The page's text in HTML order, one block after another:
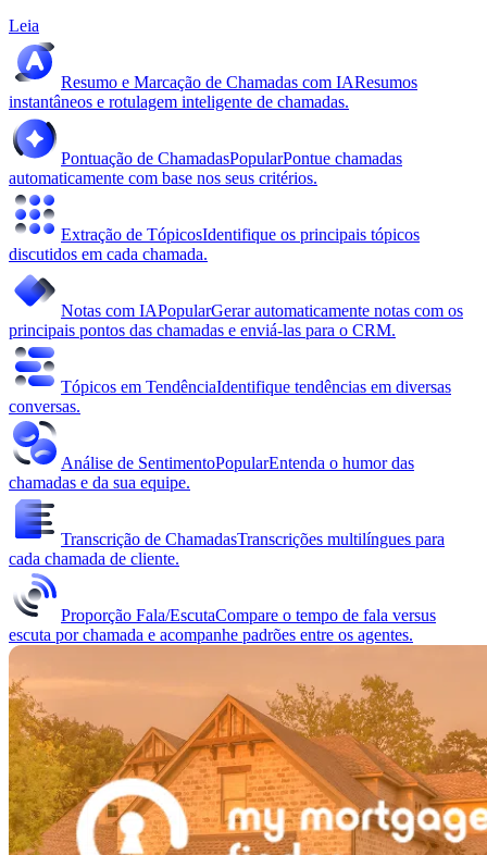
Leia
Resumo e Marcação de Chamadas com IAResumos
instantâneos e rotulagem inteligente de chamadas.
Pontuação de ChamadasPopularPontue chamadas
automaticamente com base nos seus critérios.
Extração de TópicosIdentifique os principais tópicos
discutidos em cada chamada.
Notas com IAPopularGerar automaticamente notas com os
principais pontos das chamadas e enviá-las para o CRM.
Tópicos em TendênciaIdentifique tendências em diversas
conversas.
Análise de SentimentoPopularEntenda o humor das
chamadas e da sua equipe.
Transcrição de ChamadasTranscrições multilíngues para
cada chamada de cliente.
Proporção Fala/EscutaCompare o tempo de fala versus
escuta por chamada e acompanhe padrões entre os agentes.